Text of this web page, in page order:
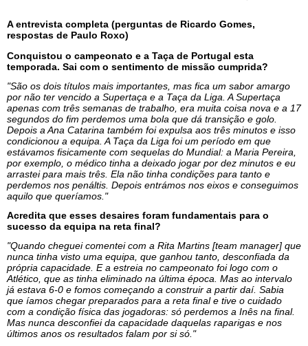
A entrevista completa (perguntas de Ricardo Gomes,
respostas de Paulo Roxo)
Conquistou o campeonato e a Taça de Portugal esta
temporada. Sai com o sentimento de missão cumprida?
"São os dois títulos mais importantes, mas fica um sabor amargo
por não ter vencido a Supertaça e a Taça da Liga. A Supertaça
apenas com três semanas de trabalho, era muita coisa nova e a 17
segundos do fim perdemos uma bola que dá transição e golo.
Depois a Ana Catarina também foi expulsa aos três minutos e isso
condicionou a equipa. A Taça da Liga foi um período em que
estávamos fisicamente com sequelas do Mundial: a Maria Pereira,
por exemplo, o médico tinha a deixado jogar por dez minutos e eu
arrastei para mais três. Ela não tinha condições para tanto e
perdemos nos penáltis. Depois entrámos nos eixos e conseguimos
aquilo que queríamos."
Acredita que esses desaires foram fundamentais para o
sucesso da equipa na reta final?
"Quando cheguei comentei com a Rita Martins [team manager] que
nunca tinha visto uma equipa, que ganhou tanto, desconfiada da
própria capacidade. E a estreia no campeonato foi logo com o
Atlético, que as tinha eliminado na última época. Mas ao intervalo
já estava 6-0 e fomos começando a construir a partir daí. Sabia
que íamos chegar preparados para a reta final e tive o cuidado
com a condição física das jogadoras: só perdemos a Inês na final.
Mas nunca desconfiei da capacidade daquelas raparigas e nos
últimos anos os resultados falam por si só."